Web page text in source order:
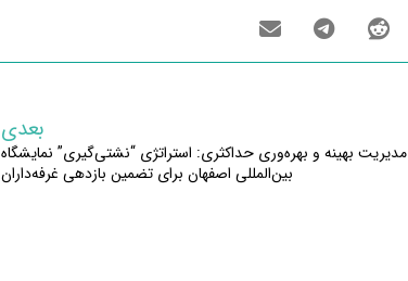
بعدی
مدیریت بهینه و بهره‌وری حداکثری: استراتژی “نشتی‌گیری” نمایشگاه
بین‌المللی اصفهان برای تضمین بازدهی غرفه‌داران